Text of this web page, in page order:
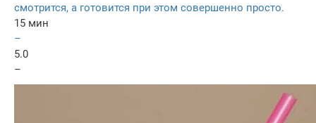
смотрится, а готовится при этом совершенно просто.
15 мин
–
5.0
–